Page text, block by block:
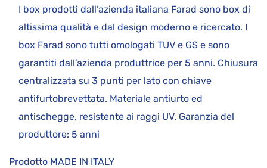
I box prodotti dall’azienda italiana Farad sono box di
altissima qualità e dal design moderno e ricercato. I
box Farad sono tutti omologati TUV e GS e sono
garantiti dall’azienda produttrice per 5 anni. Chiusura
centralizzata su 3 punti per lato con chiave
antifurtobrevettata. Materiale antiurto ed
antischegge, resistente ai raggi UV. Garanzia del
produttore: 5 anni
Prodotto MADE IN ITALY